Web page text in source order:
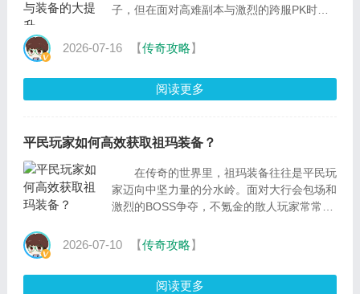
子，但在面对高难副本与激烈的跨服PK时，
版本中真
2026-07-16 【传奇攻略】
阅读更多
平民玩家如何高效获取祖玛装备？
在传奇的世界里，祖玛装备往往是平民玩
家迈向中坚力量的分水岭。面对大行会包场和
激烈的BOSS争夺，不氪金的散人玩家常常感
主这一条
2026-07-10 【传奇攻略】
阅读更多